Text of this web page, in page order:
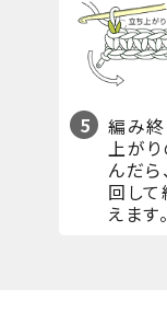
5
編み終
上が
んだら
回し
えます。